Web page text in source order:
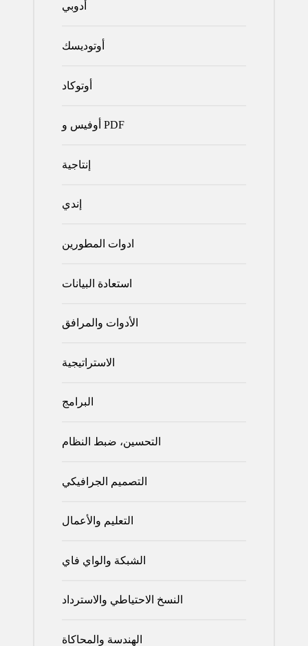
أدوبي
أوتوديسك
أوتوكاد
أوفيس و PDF
إنتاجية
إندي
ادوات المطورين
استعادة البيانات
الأدوات والمرافق
الاستراتيجية
البرامج
التحسين، ضبط النظام
التصميم الجرافيكي
التعليم والأعمال
الشبكة والواي فاي
النسخ الاحتياطي والاسترداد
الهندسة والمحاكاة